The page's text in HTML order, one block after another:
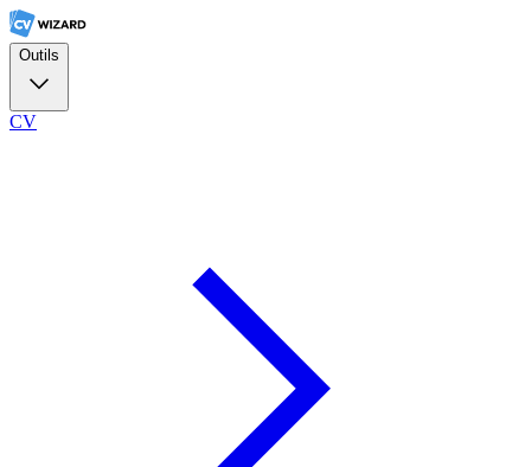
Outils
CV